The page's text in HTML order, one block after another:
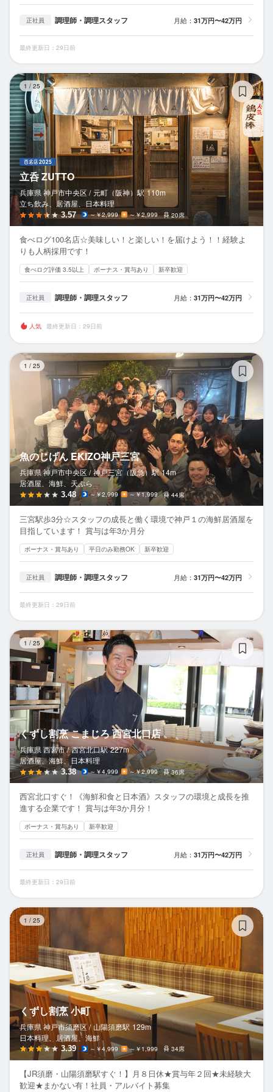
正社員 調理師・調理スタッフ 月給： 31万円〜42万円
最終更新日：29日前
1 / 25
立呑 ZUTTO
兵庫県 神戸市中央区 / 元町（阪神） 駅 110m
立ち飲み、居酒屋、日本料理
3.57 ～￥2,999 ～￥2,999 20席
食べログ100名店☆美味しい！と楽しい！を届けよう！！経験よ
りも人柄採用です！
食べログ評価 3.5以上 ボーナス・賞与あり 新卒歓迎
正社員 調理師・調理スタッフ 月給： 31万円〜42万円
人気 最終更新日：29日前
1 / 25
魚のじげん EKIZO神戸三宮
兵庫県 神戸市中央区 / 神戸三宮（阪急）駅 14m
居酒屋、海鮮、天ぷら
3.48 ～￥2,999 ～￥1,999 44席
三宮駅歩3分☆スタッフの成長と働く環境で神戸１の海鮮居酒屋を
目指しています！ 賞与は年3か月分
ボーナス・賞与あり 平日のみ勤務OK 新卒歓迎
正社員 調理師・調理スタッフ 月給： 31万円〜42万円
最終更新日：29日前
1 / 25
くずし割烹 こまじろ 西宮北口店
兵庫県 西宮市 / 西宮北口駅 227m
居酒屋、海鮮、日本料理
3.38 ～￥4,999 ～￥2,999 36席
西宮北口すぐ！《海鮮和食と日本酒》スタッフの環境と成長を推
進する企業です！ 賞与は年3か月分！
ボーナス・賞与あり 新卒歓迎
正社員 調理師・調理スタッフ 月給： 31万円〜42万円
最終更新日：29日前
1 / 25
くずし割烹 小町
兵庫県 神戸市須磨区 / 山陽須磨駅 129m
日本料理、居酒屋、海鮮
3.39 ～￥4,999 ～￥1,999 34席
【JR須磨・山陽須磨駅すぐ！】月８日休★賞与年２回★未経験大
歓迎★まかない有！社員・アルバイト募集